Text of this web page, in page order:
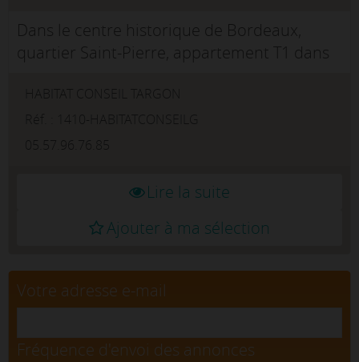
Dans le centre historique de Bordeaux,
quartier Saint-Pierre, appartement T1 dans
Lire la suite
Ajouter à ma sélection
Votre adresse e-mail
Fréquence d'envoi des annonces